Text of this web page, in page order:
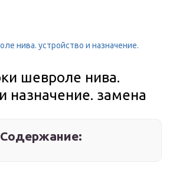
нива. устройство и назначение.
шевроле нива.
назначение. замена
Содержание: